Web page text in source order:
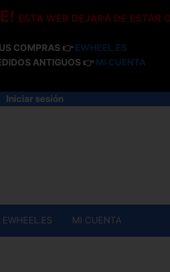
ESTA WEB DEJARÁ DE ESTAR
COMPRAS 👉 EWHEEL.ES
ANTIGUOS 👉 MI CUENTA
Iniciar sesión
MI CUENTA